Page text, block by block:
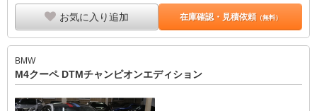
お気に入り追加 在庫確認・見積依頼（無料）
BMW
M4クーペ DTMチャンピオンエディション